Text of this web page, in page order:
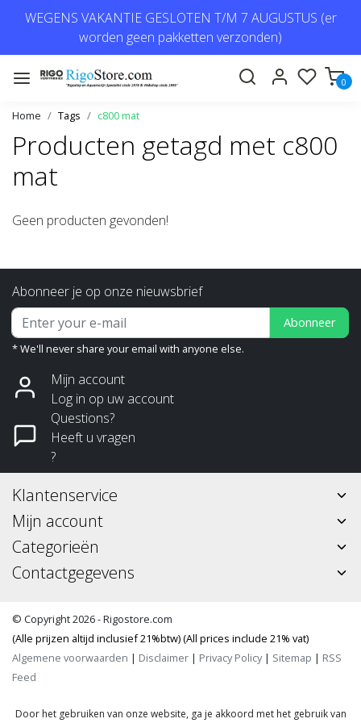
WEGENS VAKANTIE GESLOTEN T/M 7 AUGUSTUS (er
worden geen pakketten verzonden)
0
Home Tags c800 mat
Producten getagd met c800
mat
Geen producten gevonden!
Abonneer je op onze nieuwsbrief
Abonneer
* We'll never share your email with anyone else.
Mijn account
Log in op uw account
Questions?
Heeft u vragen
?
Klantenservice
Mijn account
Categorieën
Contactgegevens
© Copyright 2026 - Rigostore.com
(Alle prijzen altijd inclusief 21%btw) (All prices include 21% vat)
Algemene voorwaarden | Disclaimer | Privacy Policy| Sitemap | RSS
Feed
Door het gebruiken van onze website, ga je akkoord met het gebruik van